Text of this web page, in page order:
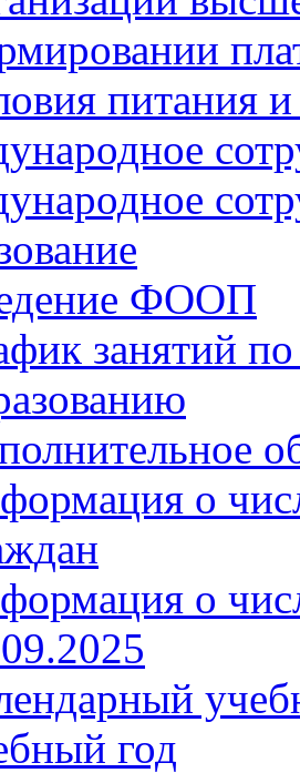
питания
ФООП
занятий
о
о
год